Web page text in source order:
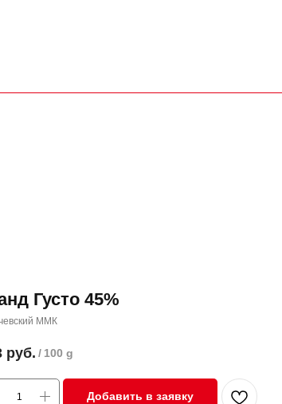
Густо 45%
ММК
руб. / 100 g
Добавить в заявку